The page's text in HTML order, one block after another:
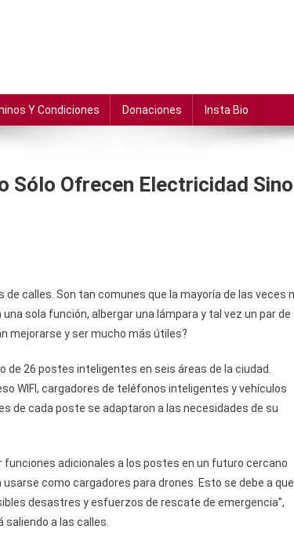
Y Condiciones Donaciones Insta Bio
Sólo Ofrecen Electricidad Sino
calles. Son tan comunes que la mayoría de las veces
sola función, albergar una lámpara y tal vez un par de
mejorarse y ser mucho más útiles?
de 26 postes inteligentes en seis áreas de la ciudad.
WIFI, cargadores de teléfonos inteligentes y vehículos
de cada poste se adaptaron a las necesidades de su
adicionales a los postes en un futuro cercano
como cargadores para drones. Esto se debe a que
desastres y esfuerzos de rescate de emergencia”,
a las calles.